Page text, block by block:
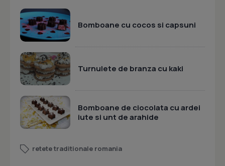
Bomboane cu cocos si capsuni
Turnulete de branza cu kaki
Bomboane de ciocolata cu ardei
iute si unt de arahide
retete traditionale romania